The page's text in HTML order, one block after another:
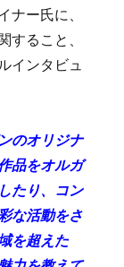
ナー氏に、
すること、
インタビュ
のオリジナ
品をオルガ
たり、コン
な活動をさ
を超えた